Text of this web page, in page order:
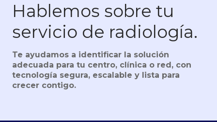
Hablemos sobre tu
servicio de radiología.
Te ayudamos a identificar la solución
adecuada para tu centro, clínica o red, con
tecnología segura, escalable y lista para
crecer contigo.